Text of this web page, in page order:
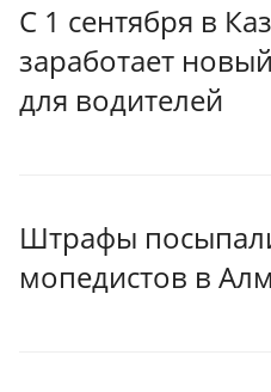
С 1 сентября в
заработает
для водителей
Штрафы
мопедистов в